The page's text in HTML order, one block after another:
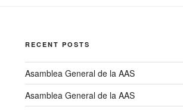
RECENT POSTS
Asamblea General de la AAS
Asamblea General de la AAS